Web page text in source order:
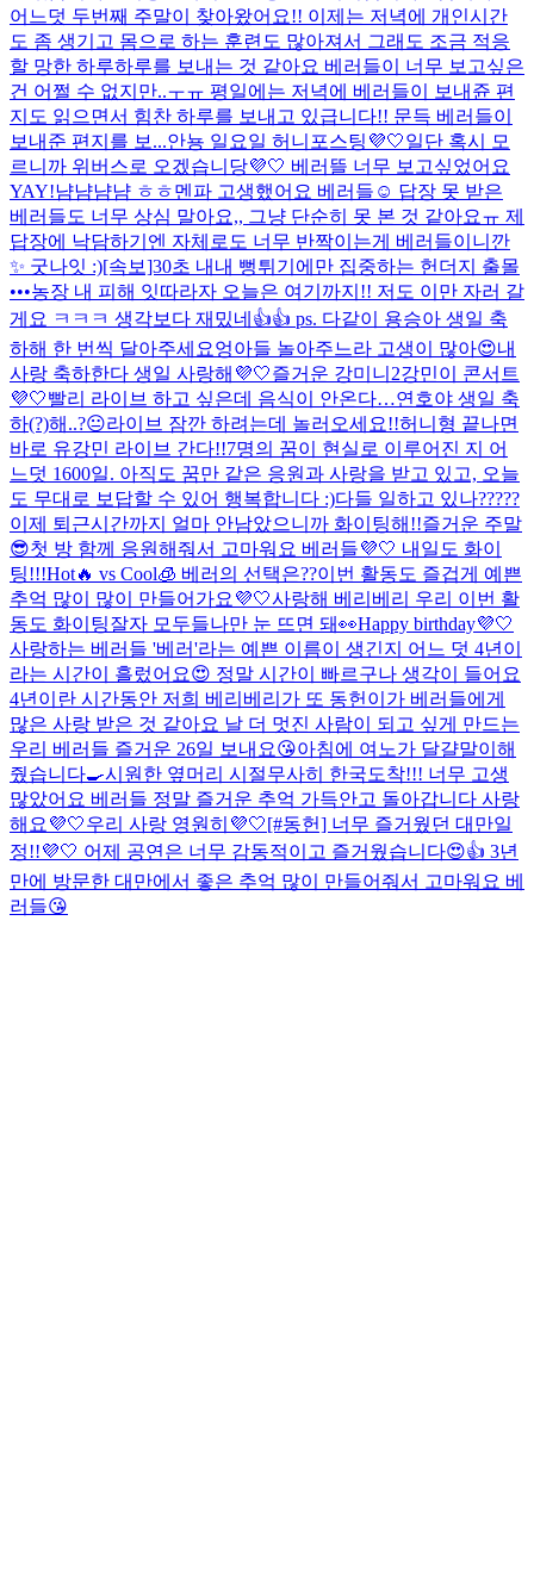
어느덧 두번째 주말이 찾아왔어요!! 이제는 저녁에 개인시간
도 좀 생기고 몸으로 하는 훈련도 많아져서 그래도 조금 적응
할 망한 하루하루를 보내는 것 같아요 베러들이 너무 보고싶은
건 어쩔 수 없지만..ㅜㅠ 평일에는 저녁에 베러들이 보내쥰 편
지도 읽으면서 힘찬 하루를 보내고 있급니다!! 문득 베러들이
보내준 편지를 보...안뇽 일요일 허니포스팅💜🤍일단 혹시 모
르니까 위버스로 오겠습니당💜🤍 베러뜰 너무 보고싶었어요
YAY!냠냠냠냠 ㅎㅎ멘파 고생했어요 베러들☺️ 답장 못 받은
베러들도 너무 상심 말아요,, 그냥 단순히 못 본 것 같아요ㅠ 제
답장에 낙담하기엔 자체로도 너무 반짝이는게 베러들이니깐
✨ 굿나잇 :)[속보]30초 내내 뻥튀기에만 집중하는 헌더지 출몰
•••농장 내 피해 잇따라자 오늘은 여기까지!! 저도 이만 자러 갈
게요 ㅋㅋㅋ 생각보다 재밌네👍👍 ps. 다같이 용승아 생일 축
하해 한 번씩 달아주세요엉아들 놀아주느라 고생이 많아😍내
사랑 축하한다 생일 사랑해💜🤍즐거운 강미니2강민이 콘서트
💜🤍빨리 라이브 하고 싶은데 음식이 안온다…연호야 생일 축
하(?)해..?😐라이브 잠깐 하려는데 놀러오세요!!허니형 끝나면
바로 유강민 라이브 간다!!7명의 꿈이 현실로 이루어진 지 어
느덧 1600일. 아직도 꿈만 같은 응원과 사랑을 받고 있고, 오늘
도 무대로 보답할 수 있어 행복합니다 :)다들 일하고 있나?????
이제 퇴근시간까지 얼마 안남았으니까 화이팅해!!즐거운 주말
😎첫 방 함께 응원해줘서 고마워요 베러들💜🤍 내일도 화이
팅!!!Hot🔥 vs Cool🧊 베러의 선택은??이번 활동도 즐겁게 예쁜
추억 많이 많이 만들어가요💜🤍사랑해 베리베리 우리 이번 활
동도 화이팅잘자 모두들나만 눈 뜨면 돼👀Happy birthday💜🤍
사랑하는 베러들 '베러'라는 예쁜 이름이 생긴지 어느 덧 4년이
라는 시간이 흘렀어요😍 정말 시간이 빠르구나 생각이 들어요
4년이란 시간동안 저희 베리베리가 또 동헌이가 베러들에게
많은 사랑 받은 것 같아요 날 더 멋진 사람이 되고 싶게 만드는
우리 베러들 즐거운 26일 보내요😘아침에 여노가 달걀말이해
줬습니다🍳시원한 옆머리 시절무사히 한국도착!!! 너무 고생
많았어요 베러들 정말 즐거운 추억 가득안고 돌아갑니다 사랑
해요💜🤍우리 사랑 영원히💜🤍[#동헌] 너무 즐거웠던 대만일
정!!💜🤍 어제 공연은 너무 감동적이고 즐거웠습니다😍👍 3년
만에 방문한 대만에서 좋은 추억 많이 만들어줘서 고마워요 베
러들😘